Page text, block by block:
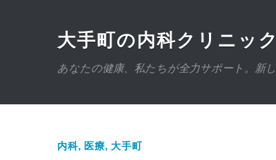
大手町の内科クリニッ
あなたの健康、私たちが全力サポート。新
内科, 医療, 大手町